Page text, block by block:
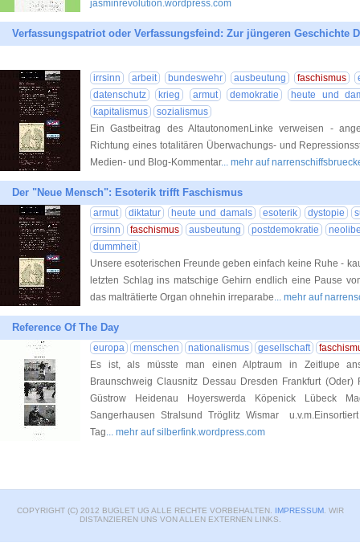
jasminrevolution.wordpress.com
Verfassungspatriot oder Verfassungsfeind: Zur jüngeren Geschichte
irrsinn arbeit bundeswehr ausbeutung faschismus
datenschutz
krieg armut demokratie
heute und
kapitalismus
sozialismus
Ein Gastbeitrag des AltautonomenLinke verweisen -
Richtung eines totalitären Überwachungs- und
Medien- und Blog-Kommentar... mehr auf
Der "Neue Mensch": Esoterik trifft Faschismus
armut diktatur heute und damals esoterik dystopie
irrsinn
faschismus ausbeutung postdemokratie
dummheit
Unsere esoterischen Freunde geben einfach keine Ruhe -
letzten Schlag ins matschige Gehirn endlich eine Pause
das malträtierte Organ ohnehin irreparabe... mehr auf
Reference Of The Day
europa menschen nationalismus gesellschaft
Es ist, als müsste man einen Alptraum in Zeitlupe
Braunschweig Clausnitz Dessau Dresden Frankfurt
Güstrow Heidenau Hoyerswerda Köpenick Lübeck
Sangerhausen Stralsund Tröglitz Wismar
Tag... mehr auf silberfink.wordpress.com
COPYRIGHT (C) 2012 BUGLET UG ALLE RECHTE VORBEHALTEN. IMPRESSUM. WIR
DISTANZIEREN UNS VON ALLEN EXTERNEN LINKS.